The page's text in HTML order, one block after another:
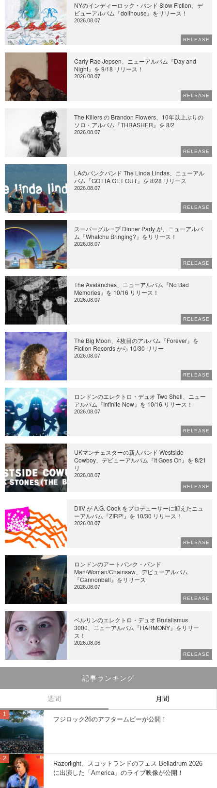
NYのインディーロック・バンド Slow Fiction、デ
ビューアルバム『dollhouse』をリリース！
2026.08.07
RELEASE
Carly Rae Jepsen、ニューアルバム『Day and
Night』を 9/18 リリース！
2026.08.07
RELEASE
The Killers の Brandon Flowers、10年以上ぶりの
ソロ・アルバム『THRASHER』を 8/2
2026.08.07
RELEASE
LAのパンクバンド The Linda Lindas、ニューアル
バム『GOTTA GET OUT』を 8/28 リリース
2026.08.07
RELEASE
スーパーグループ Dinner Party が、ニューアルバ
ム『Whatchu Bringing?』をリリース！
2026.08.07
RELEASE
The Avalanches、ニューアルバム『No Bad
Memories』を 10/16 リリース！
2026.08.07
RELEASE
The Big Moon、4枚目のアルバム『Forever』を
Fiction Records から 10/30 リリー
2026.08.07
RELEASE
ロンドンのエレクトロ・デュオ Two Shell、ニュー
アルバム『Infinite Now』を 10/16 リリース！
2026.08.07
RELEASE
UKマンチェスターの新人バンド Westside
Cowboy、デビューアルバム『It Goes On』を 8/21
リ
2026.08.07
RELEASE
DIIV が A.G. Cook をプロデューサーに迎えたニュ
ーアルバム『ZIRP!』を 10/30 リリース！
2026.08.07
RELEASE
ロンドンのアートパンク・バンド
Man/Woman/Chainsaw、デビューアルバム
『Cannonball』をリリース
2026.08.07
RELEASE
ベルリンのエレクトロ・デュオ Brutalismus
3000、ニューアルバム『HARMONY』をリリー
ス！
2026.08.06
RELEASE
記事ランキング
週間 月間
フジロック26のアフタームビーが公開！
Razorlight、スコットランドのフェス Belladrum 2026
に出演した「America」のライブ映像が公開！